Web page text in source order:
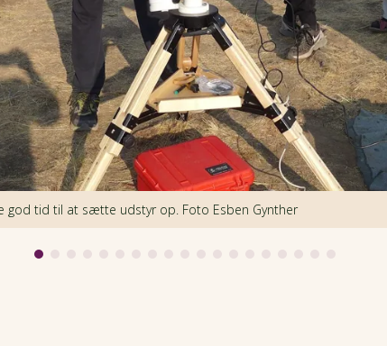
god tid til at sætte udstyr op. Foto Esben Gynther